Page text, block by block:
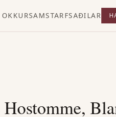
SAMSTARFSAÐILAR
Hostomme,